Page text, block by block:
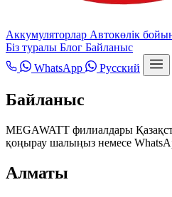
Аккумуляторлар Автокөлік
Біз туралы Блог Байланыс
WhatsApp
Русский
Байланыс
MEGAWATT филиалдары
қоңырау шалыңыз немесе
Алматы